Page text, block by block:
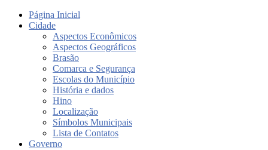
Página Inicial
Cidade
Aspectos Econômicos
Aspectos Geográficos
Brasão
Comarca e Segurança
Escolas do Município
História e dados
Hino
Localização
Símbolos Municipais
Lista de Contatos
Governo